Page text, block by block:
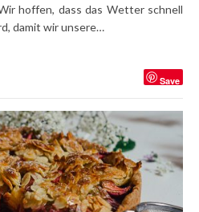
hoffen, dass das Wetter schnell
damit wir unsere…
Save